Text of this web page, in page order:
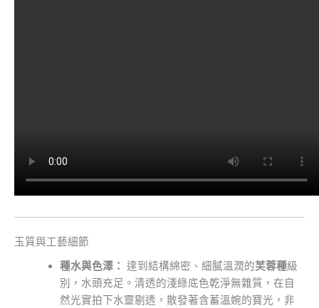
玉質與工藝細節
種水與色澤： 達到結構綿密、細膩溫潤的芙蓉種級
別，水頭充足。清透的淺綠底色乾淨無雜質，在自
然光實拍下水靈剔透，散發著含蓄溫婉的寶光，非